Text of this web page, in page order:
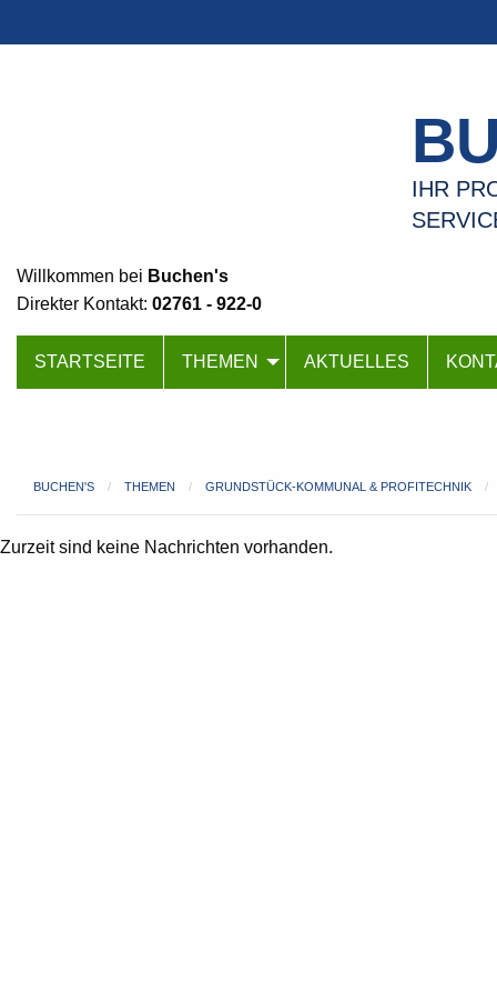
IHR
Willkommen bei Buchen's
Direkter Kontakt: 02761 - 922-0
STARTSEITE THEMEN AKTUELLES
BUCHEN'S THEMEN GRUNDSTÜCK-KOMMUNAL & PROFITECHNIK
Zurzeit sind keine Nachrichten vorhanden.